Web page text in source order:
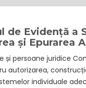
de Evidență a
și Epurarea
și persoane juridice
autorizarea,
individuale